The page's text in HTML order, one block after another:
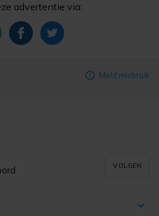
advertentie via:
Meld misbruik
VOLGEN